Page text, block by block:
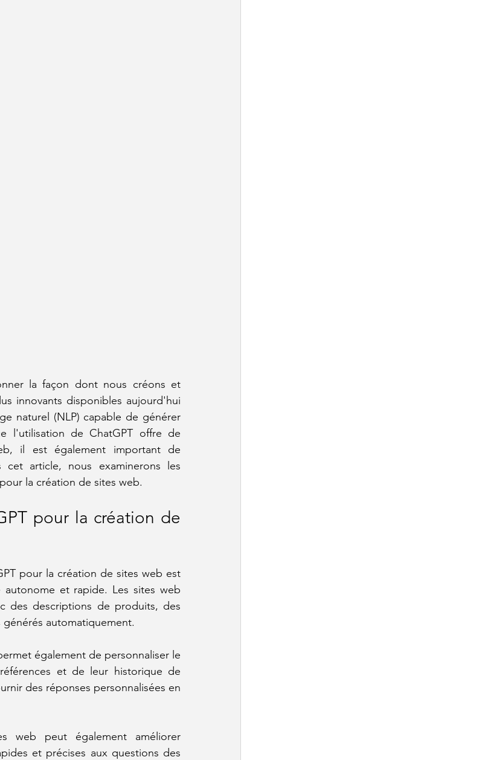
la façon dont nous créons et
innovants disponibles aujourd'hui
naturel (NLP) capable de générer
l'utilisation de ChatGPT offre de
il est également important de
article, nous examinerons les
la création de sites web.
pour la création de
pour la création de sites web est
et rapide. Les sites web
des descriptions de produits, des
automatiquement.
également de personnaliser le
et de leur historique de
des réponses personnalisées en
web peut également améliorer
et précises aux questions des